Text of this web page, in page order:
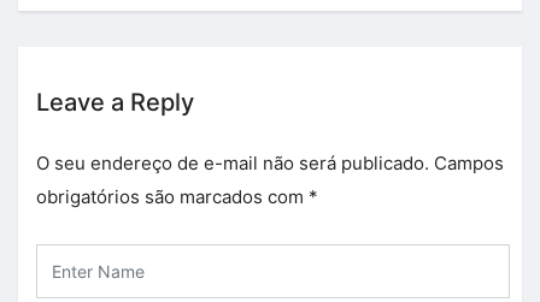
Leave a Reply
O seu endereço de e-mail não será publicado. Campos
obrigatórios são marcados com *